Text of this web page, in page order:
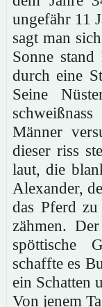
ungefähr 11
sagt man
Sonne
durch eine
Seine
Männer
dieser riss
laut, die
Alexander,
das Pferd
zähmen.
spöttische
schaffte es
ein Schatten
Von jenem